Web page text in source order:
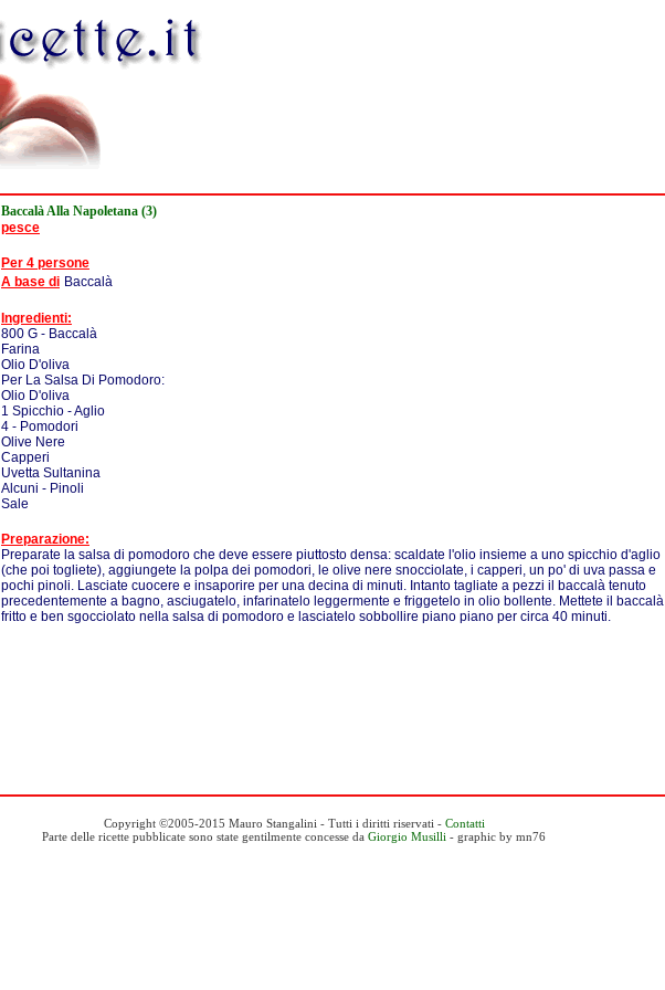
Baccalà Alla Napoletana (3)
pesce
Per 4 persone
A base di Baccalà
Ingredienti:
800 G - Baccalà
Farina
Olio D'oliva
Per La Salsa Di Pomodoro:
Olio D'oliva
1 Spicchio - Aglio
4 - Pomodori
Olive Nere
Capperi
Uvetta Sultanina
Alcuni - Pinoli
Sale
Preparazione:
Preparate la salsa di pomodoro che deve essere piuttosto densa: scaldate l'olio insieme a uno spicchio d'aglio
(che poi togliete), aggiungete la polpa dei pomodori, le olive nere snocciolate, i capperi, un po' di uva passa e
pochi pinoli. Lasciate cuocere e insaporire per una decina di minuti. Intanto tagliate a pezzi il baccalà tenuto
precedentemente a bagno, asciugatelo, infarinatelo leggermente e friggetelo in olio bollente. Mettete il baccalà
fritto e ben sgocciolato nella salsa di pomodoro e lasciatelo sobbollire piano piano per circa 40 minuti.
Copyright ©2005-2015 Mauro Stangalini - Tutti i diritti riservati - Contatti
Parte delle ricette pubblicate sono state gentilmente concesse da Giorgio Musilli - graphic by mn76